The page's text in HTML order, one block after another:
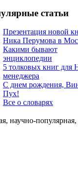
статьи
Презентация новой
Ника Перумова в
Какими бывают
энциклопедии
5 толковых книг для
менеджера
С днем рождения,
Пух!
Все о словарях
научно-